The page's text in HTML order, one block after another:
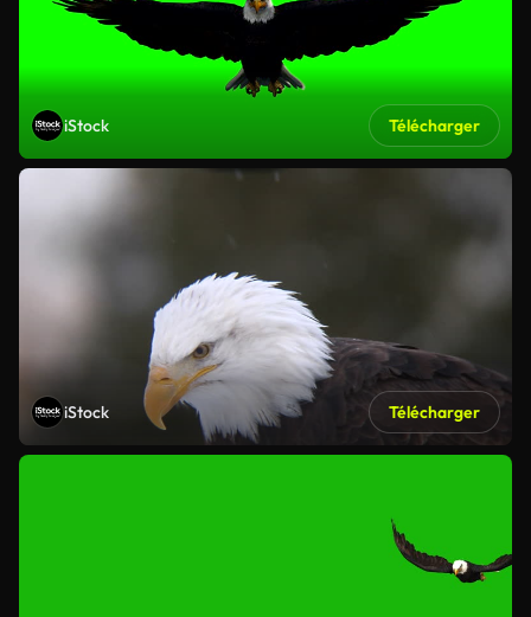
iStock Télécharger
iStock Télécharger